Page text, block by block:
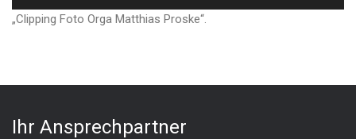
„Clipping Foto Orga Matthias Proske“.
Ihr Ansprechpartner